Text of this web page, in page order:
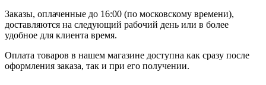
Заказы, оплаченные до 16:00 (по московскому времени),
доставляются на следующий рабочий день или в более
удобное для клиента время.
Оплата товаров в нашем магазине доступна как сразу после
оформления заказа, так и при его получении.